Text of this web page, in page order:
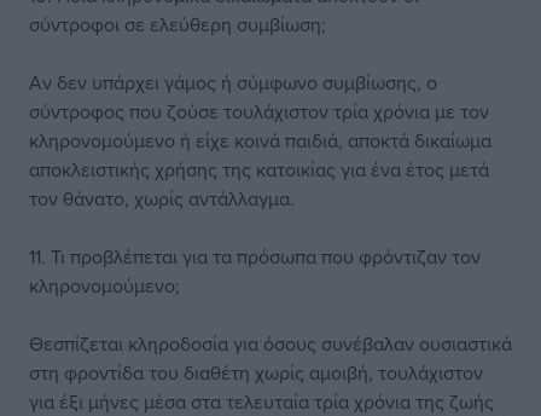
σύντροφοι σε ελεύθερη συμβίωση;
Αν δεν υπάρχει γάμος ή σύμφωνο συμβίωσης, ο
σύντροφος που ζούσε τουλάχιστον τρία χρόνια με τον
κληρονομούμενο ή είχε κοινά παιδιά, αποκτά δικαίωμα
αποκλειστικής χρήσης της κατοικίας για ένα έτος μετά
τον θάνατο, χωρίς αντάλλαγμα.
11. Τι προβλέπεται για τα πρόσωπα που φρόντιζαν τον
κληρονομούμενο;
Θεσπίζεται κληροδοσία για όσους συνέβαλαν ουσιαστικά
στη φροντίδα του διαθέτη χωρίς αμοιβή, τουλάχιστον
για έξι μήνες μέσα στα τελευταία τρία χρόνια της ζωής